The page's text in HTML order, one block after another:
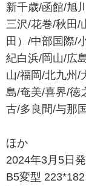
新千歳/函館/旭
三沢/花巻/秋田/
田）/中部国際/
紀白浜/岡山/広
山/福岡/北九州/
島/奄美/喜界/徳
古/多良間/与那
ほか
2024年3月5日
B5変型